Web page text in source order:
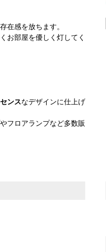
在感を放ちます。
お部屋を優しく灯してく
ンスなデザインに仕上げ
フロアランプなど多数販